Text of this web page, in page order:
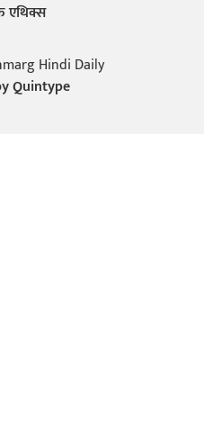
Hindi Daily
Quintype